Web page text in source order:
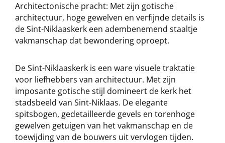
Architectonische pracht: Met zijn gotische
architectuur, hoge gewelven en verfijnde details is
de Sint-Niklaaskerk een adembenemend staaltje
vakmanschap dat bewondering oproept.
De Sint-Niklaaskerk is een ware visuele traktatie
voor liefhebbers van architectuur. Met zijn
imposante gotische stijl domineert de kerk het
stadsbeeld van Sint-Niklaas. De elegante
spitsbogen, gedetailleerde gevels en torenhoge
gewelven getuigen van het vakmanschap en de
toewijding van de bouwers uit vervlogen tijden.